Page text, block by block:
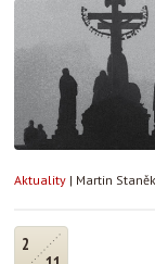
Aktuality | Martin Staněk
2